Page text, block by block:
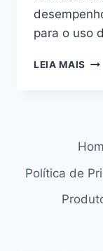
para o uso
LEIA MAIS
O
Política de